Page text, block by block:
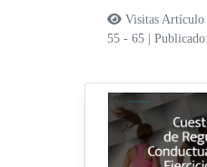
Visitas Artículo
55 - 65